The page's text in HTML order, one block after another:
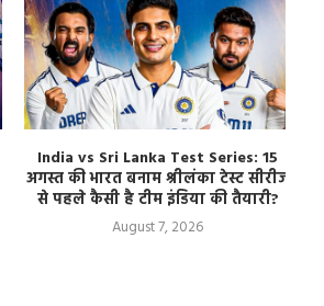
India vs Sri Lanka Test Series: 15
अगस्त की भारत बनाम श्रीलंका टेस्ट सीरीज
से पहले कैसी है टीम इंडिया की तैयारी?
August 7, 2026